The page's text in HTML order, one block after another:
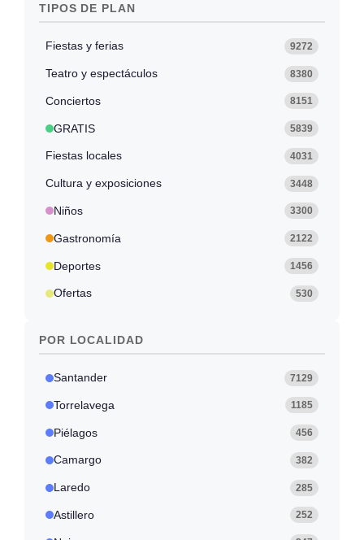
TIPOS DE PLAN
Fiestas y ferias 9272
Teatro y espectáculos 8380
Conciertos 8151
GRATIS 5839
Fiestas locales 4031
Cultura y exposiciones 3448
Niños 3300
Gastronomía 2122
Deportes 1456
Ofertas 530
POR LOCALIDAD
Santander 7129
Torrelavega 1185
Piélagos 456
Camargo 382
Laredo 285
Astillero 252